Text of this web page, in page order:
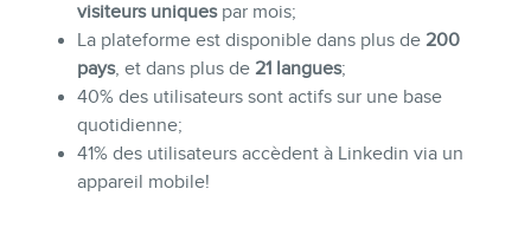
BLOGUE
visiteurs uniquespar mois;
La plateforme est disponible dans plus de 200
pays, et dans plus de 21 langues;
40% des utilisateurs sont actifs sur une base
quotidienne;
41% des utilisateurs accèdent à Linkedin via un
appareil mobile!